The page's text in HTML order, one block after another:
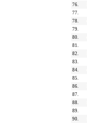
76.
77.
78.
79.
80.
81.
82.
83.
84.
85.
86.
87.
88.
89.
90.